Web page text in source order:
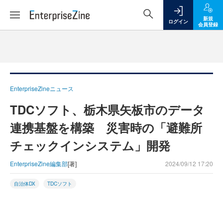
ログイン
新規
会員登録
EnterpriseZineニュース
TDCソフト、栃木県矢板市のデータ
連携基盤を構築 災害時の「避難所
チェックインシステム」開発
EnterpriseZine編集部[著] 2024/09/12 17:20
自治体DX TDCソフト